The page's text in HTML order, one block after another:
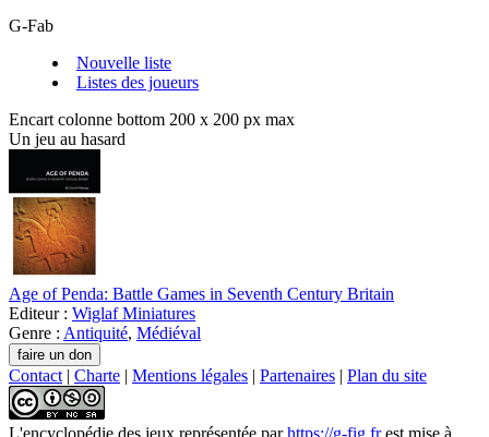
G-Fab
Nouvelle liste
Listes des joueurs
Encart colonne bottom 200 x 200 px max
Un jeu au hasard
Age of Penda: Battle Games in Seventh Century Britain
Editeur : Wiglaf Miniatures
Genre : Antiquité, Médiéval
Contact | Charte | Mentions légales | Partenaires | Plan du site